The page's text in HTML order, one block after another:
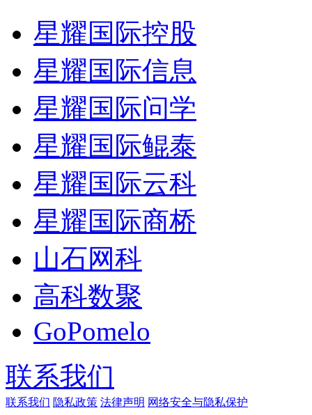
星耀国际控股
星耀国际信息
星耀国际问学
星耀国际鲲泰
星耀国际云科
星耀国际商桥
山石网科
高科数聚
GoPomelo
联系我们
联系我们 隐私政策 法律声明 网络安全与隐私保护